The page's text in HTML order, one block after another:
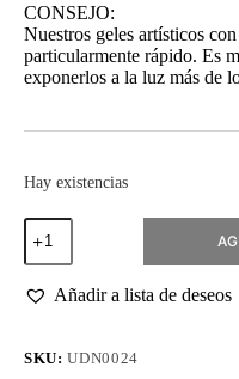
CONSEJO:
Nuestros geles artísticos
particularmente rápido. Es
exponerlos a la luz más de
Hay existencias
Art
Gel
Black
5ml
cantidad
Añadir a lista de deseos
SKU:UDN0024